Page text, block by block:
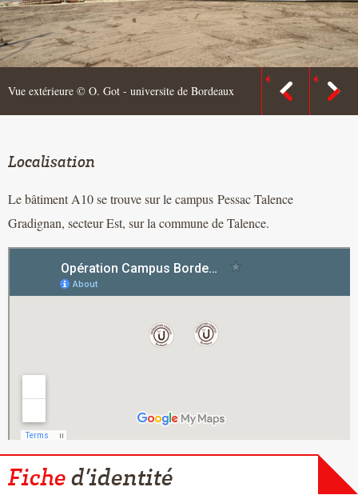
Vue extérieure © O. Got - universite de Bordeaux
Localisation
Le bâtiment A10 se trouve sur le campus Pessac Talence
Gradignan, secteur Est, sur la commune de Talence.
Fiche d’identité